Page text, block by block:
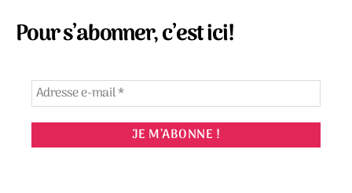
Pour s’abonner, c’est ici!